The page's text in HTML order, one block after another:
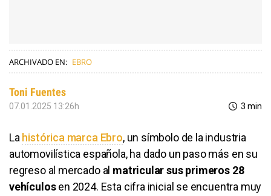
ARCHIVADO EN: EBRO
Toni Fuentes
07.01.2025 13:26h 3 min
La histórica marca Ebro, un símbolo de la industria
automovilística española, ha dado un paso más en su
regreso al mercado al matricular sus primeros 28
vehículosen 2024. Esta cifra inicial se encuentra muy